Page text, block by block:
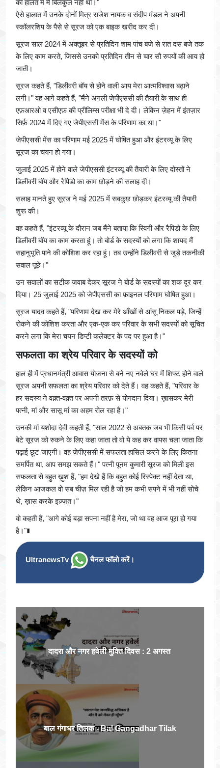
की हालत में मैं बिलकुल नहीं था।"
ऐसे हालात में उनके दोनों मित्र राजेश नायक व संदीप मंडल ने अपनी
स्कॉलरशिप के पैसे से सूरज को एक बाइक खरीद कर दी।
सूरज साल 2024 में अक्तूबर से प्रतिदिन शाम पांच बजे से रात दस बजे तक
के लिए काम करते, जिससे उनको प्रतिदिन तीन से चार सौ रुपयों की आय हो
जाती।
सूरज कहते हैं, "डिलीवरी बॉय से होने वाली आय मेरा आत्मविश्वास बढ़ाने
लगी।" वह आगे कहते हैं, "मैंने अगली जेपीएससी की तैयारी के साथ ही
एफ़आरओ व एसीएफ़ की प्रीलिम्स परीक्षा भी दे दी। लेकिन ज़ेहन में इंतज़ार
सिर्फ़ 2024 में दिए गए जेपीएससी मेंस के परिणाम का था।"
जेपीएससी मेंस का परिणाम मई 2025 में घोषित हुआ और इंटरव्यू के लिए
सूरज का चयन हो गया।
जुलाई 2025 में होने वाले जेपीएससी इंटरव्यू की तैयारी के लिए दोस्तों ने
डिलीवरी बॉय और रैपिडो का काम छोड़ने की सलाह दी।
सलाह मानते हुए सूरज ने मई 2025 में सबकुछ छोड़कर इंटरव्यू की तैयारी
शुरू की।
वह कहते हैं, "इंटरव्यू के दौरान जब मैंने बताया कि स्विगी और रैपिडो के लिए
डिलीवरी बॉय का काम करता हूं। तो बोर्ड के सदस्यों को लगा कि शायद मैं
सहानुभूति पाने की कोशिश कर रहा हूं। तब उन्होंने डिलीवरी से जुड़े तकनीकी
सवाल पूछे।"
उन सवालों का सटीक जवाब देकर सूरज ने बोर्ड के सदस्यों का शक दूर कर
दिया। 25 जुलाई 2025 को जेपीएससी का फ़ाइनल परिणाम घोषित हुआ।
सूरज यादव कहते हैं, "परिणाम देख कर मेरे आँखों से आंसू निकल पड़े, जिन्हें
रोकने की कोशिश करता और एक-एक कर परिवार के सभी सदस्यों को सूचित
करने लगा कि मेरा चयन डिप्टी कलेक्टर के पद पर हुआ है।"
सफलता का श्रेय परिवार के सदस्यों को
हाल ही में प्रधानमंत्री आवास योजना से बने नए नवेले घर में शिफ्ट होने वाले
सूरज अपनी सफलता का श्रेय परिवार को देते हैं। वह कहते हैं, "परिवार के
हर सदस्य ने वक़्त-वक़्त पर अपनी तरफ़ से योगदान दिया। ख़ासकर मेरी
पत्नी, मां और सासू मां का अहम रोल रहा है।"
उनकी मां यशोदा देवी कहती हैं, "साल 2022 से अबतक जब भी किसी पर्व पर
बेटे सूरज को रुकने के लिए कहा जाता तो वो ये कह कर वापस चला जाता कि
पढ़ाई छूट जाएगी। वह जेपीएससी में सफलता हासिल करने के लिए कितना
समर्पित था, आप समझ सकते हैं।" पत्नी पूनम कुमारी सूरज को मिली इस
सफलता से बहुत ख़ुश हैं, "हम देखे हैं कि बहुत कोई रिस्पेक्ट नहीं देता था,
लेकिन आजकल वो सब चीज़ मिल रही है जो हम कभी सपने में भी नहीं सोचे
थे, ख़ास करके इज़्ज़त।"
वो कहती हैं, "आगे कोई बड़ा सपना नहीं है मेरा, जो था वह आज पूरा हो गया
है।"∎
UltranewsTv चैनल फॉलो करें।
दादरा और नगर हवेली मुक्ति दिवस : 2 अगस्त
बाल गंगाधर तिलक - Bal Gangadhar Tilak